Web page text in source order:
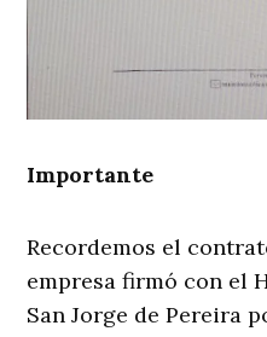
Importante
Recordemos el
empresa firmó con el
San Jorge de Pereira